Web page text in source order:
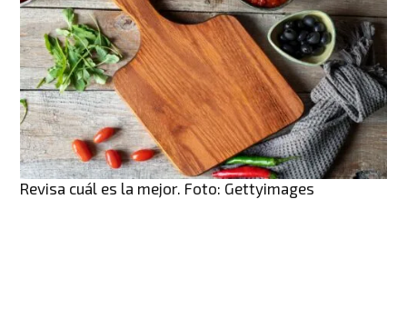
Revisa cuál es la mejor. Foto: Gettyimages